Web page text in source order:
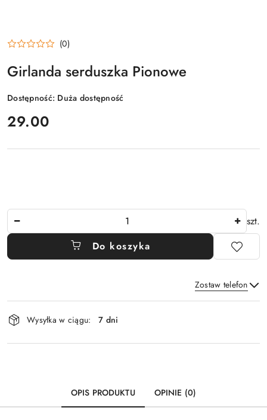
(0)
Girlanda serduszka Pionowe
Dostępność: Duża dostępność
cena:
29.00
szt.
Do koszyka
Zostaw telefon
Dostępność
i
dostawa
Wysyłka w ciągu: 7 dni
OPIS PRODUKTU OPINIE (0)